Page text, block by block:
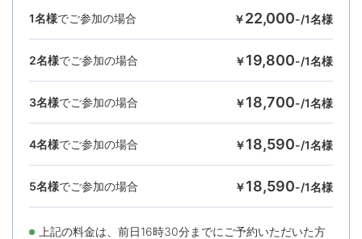
1名様でご参加の場合 ￥22,000-/1名様
2名様でご参加の場合 ￥19,800-/1名様
3名様でご参加の場合 ￥18,700-/1名様
4名様でご参加の場合 ￥18,590-/1名様
5名様でご参加の場合 ￥18,590-/1名様
上記の料⾦は、前⽇16時30分までにご予約いただいた⽅